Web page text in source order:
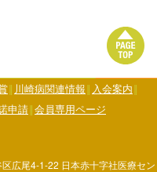
川崎病関連情報
入会案内
申請 会員専用ページ
広尾4-1-22 日本赤十字社医療セン